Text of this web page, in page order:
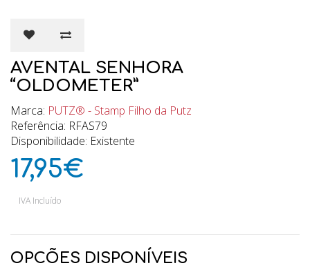
AVENTAL SENHORA
“OLDOMETER”
Marca: PUTZ® - Stamp Filho da Putz
Referência: RFAS79
Disponibilidade: Existente
17,95€
IVA Incluído
OPCÕES DISPONÍVEIS